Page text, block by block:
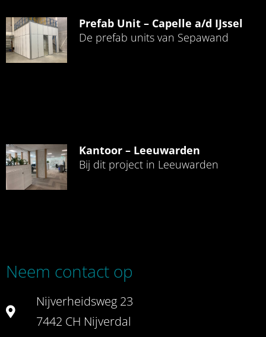
Prefab Unit – Capelle a/d IJssel
De prefab units van Sepawand
Kantoor – Leeuwarden
Bij dit project in Leeuwarden
Neem contact op
Nijverheidsweg 23
7442 CH Nijverdal